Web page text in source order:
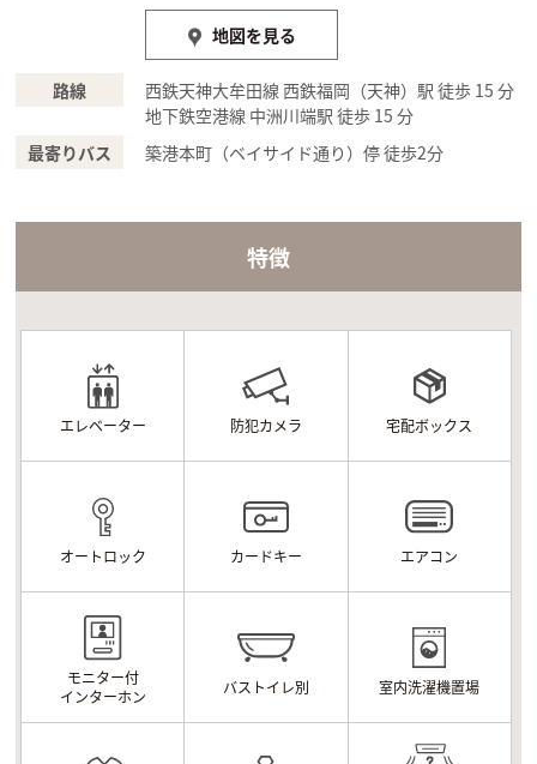
地図を見る
路線
西鉄天神大牟田線 西鉄福岡（天神）駅 徒歩 15 分
地下鉄空港線 中洲川端駅 徒歩 15 分
最寄りバス
築港本町（ベイサイド通り）停 徒歩2分
特徴
エレベーター 防犯カメラ 宅配ボックス
オートロック カードキー エアコン
モニター付
インターホン
バストイレ別 室内洗濯機置場